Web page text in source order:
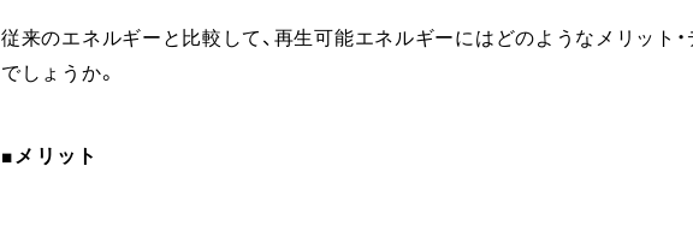
従来のエネルギーと比較して、再生可能エネルギーにはどのようなメリット
でしょうか。
■メリット